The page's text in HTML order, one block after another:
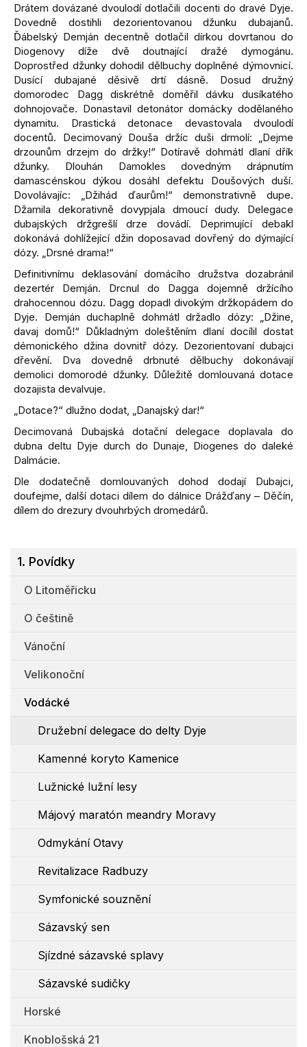
Drátem dovázané dvoulodí dotlačili docenti do dravé Dyje.
Dovedně dostihli dezorientovanou džunku dubajanů.
Ďábelský Demján decentně dotlačil dírkou dovrtanou do
Diogenovy díže dvě doutnající dražé dymogánu.
Doprostřed džunky dohodil dělbuchy doplněné dýmovnicí.
Dusící dubajané děsivě drtí dásně. Dosud družný
domorodec Dagg diskrétně doměřil dávku dusíkatého
dohnojovače. Donastavil detonátor domácky dodělaného
dynamitu. Drastická detonace devastovala dvoulodí
docentů. Decimovaný Douša držíc duši drmolí: „Dejme
drzounům drzejm do držky!“ Dotíravě dohmátl dlaní dřík
džunky. Dlouhán Damokles dovedným drápnutím
damascénskou dýkou dosáhl defektu Doušových duší.
Dovolávajíc: „Džihád ďaurům!“ demonstrativně dupe.
Džamila dekorativně dovypjala dmoucí dudy. Delegace
dubajských držgrešlí drze dovádí. Deprimující debakl
dokonává dohlížející džin doposavad dovřený do dýmající
dózy. „Drsné drama!“
Definitivnímu deklasování domácího družstva dozabránil
dezertér Demján. Drcnul do Dagga dojemně držícího
drahocennou dózu. Dagg dopadl divokým držkopádem do
Dyje. Demján duchaplně dohmátl držadlo dózy: „Džine,
davaj domů!“ Důkladným doleštěním dlaní docílil dostat
démonického džina dovnitř dózy. Dezorientovaní dubajci
dřevění. Dva dovedně drbnuté dělbuchy dokonávají
demolici domorodé džunky. Důležitě domlouvaná dotace
dozajista devalvuje.
„Dotace?“ dlužno dodat, „Danajský dar!“
Decimovaná Dubajská dotační delegace doplavala do
dubna deltu Dyje durch do Dunaje, Diogenes do daleké
Dalmácie.
Dle dodatečně domlouvaných dohod dodají Dubajci,
doufejme, další dotaci dílem do dálnice Drážďany – Děčín,
dílem do drezury dvouhrbých dromedárů.
1. Povídky
O Litoměřicku
O češtině
Vánoční
Velikonoční
Vodácké
Družební delegace do delty Dyje
Kamenné koryto Kamenice
Lužnické lužní lesy
Májový maratón meandry Moravy
Odmykání Otavy
Revitalizace Radbuzy
Symfonické souznění
Sázavský sen
Sjízdné sázavské splavy
Sázavské sudičky
Horské
Knoblošská 21